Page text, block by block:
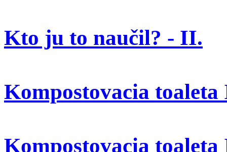
Kto ju to naučil? - II.
Kompostovacia
Kompostovacia